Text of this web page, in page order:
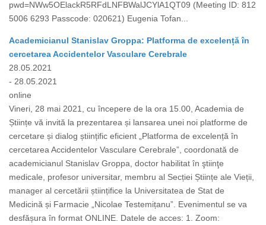
pwd=NWw5OElackR5RFdLNFBWalJCYlA1QT09 (Meeting ID: 812
5006 6293 Passcode: 020621) Eugenia Tofan...
Academicianul Stanislav Groppa: Platforma de excelență în
cercetarea Accidentelor Vasculare Cerebrale
28.05.2021
- 28.05.2021
online
Vineri, 28 mai 2021, cu începere de la ora 15.00, Academia de
Științe vă invită la prezentarea și lansarea unei noi platforme de
cercetare și dialog științific eficient „Platforma de excelență în
cercetarea Accidentelor Vasculare Cerebrale”, coordonată de
academicianul Stanislav Groppa, doctor habilitat în ştiinţe
medicale, profesor universitar, membru al Secției Științe ale Vieții,
manager al cercetării științifice la Universitatea de Stat de
Medicină și Farmacie „Nicolae Testemițanu”. Evenimentul se va
desfășura în format ONLINE. Datele de acces: 1. Zoom: